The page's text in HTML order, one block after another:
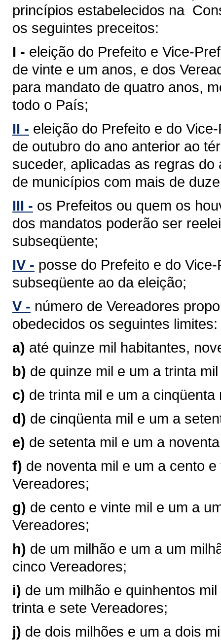
princípios estabelecidos na
os seguintes preceitos:
I - eleição do Prefeito e Vice-
de vinte e um anos, e dos
para mandato de quatro anos,
todo o País;
II - eleição do Prefeito e do
de outubro do ano anterior ao
suceder, aplicadas as regras
de municípios com mais de
III - os Prefeitos ou quem os
dos mandatos poderão ser
subseqüente;
IV - posse do Prefeito e do
subseqüente ao da eleição;
V - número de Vereadores
obedecidos os seguintes limites:
a) até quinze mil habitantes,
b) de quinze mil e um a trinta
c) de trinta mil e um a
d) de cinqüenta mil e um a
e) de setenta mil e um a
f) de noventa mil e um a cento
Vereadores;
g) de cento e vinte mil e um a
Vereadores;
h) de um milhão e um a um
cinco Vereadores;
i) de um milhão e quinhentos
trinta e sete Vereadores;
j) de dois milhões e um a dois